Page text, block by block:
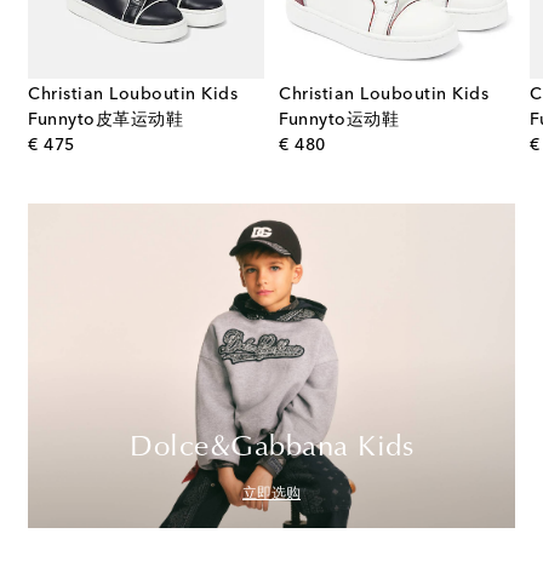
Christian Louboutin Kids
Funnyto皮革运动鞋
€ 475original price
Christian Louboutin Kids
Funnyto运动鞋
€ 480original price
€
Dolce&Gabbana Kids
立即选购